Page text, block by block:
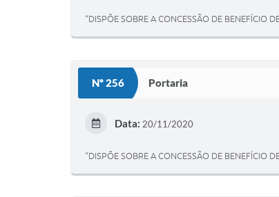
“DISPÕE SOBRE A CONCESSÃO DE BENEFÍCIO
Nº 256 Portaria
Data: 20/11/2020
“DISPÕE SOBRE A CONCESSÃO DE BENEFÍCIO